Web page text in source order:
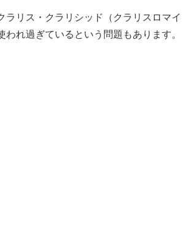
ラリス・クラリシッド（クラリスロマイ
われ過ぎているという問題もあります。